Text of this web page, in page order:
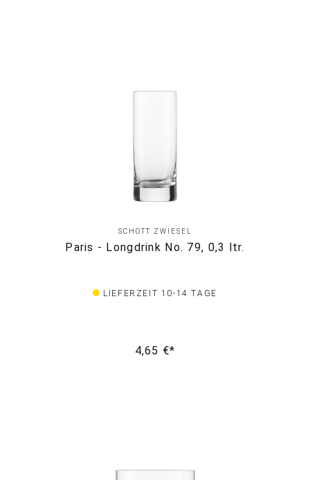
SCHOTT ZWIESEL
Paris - Longdrink No. 79, 0,3 ltr.
LIEFERZEIT 10-14 TAGE
4,65 €*